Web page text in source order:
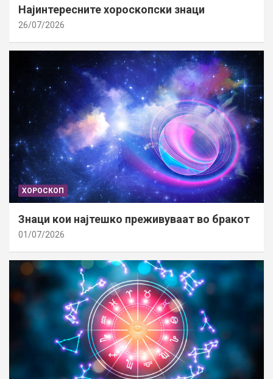
Најинтересните хороскопски знаци
26/07/2026
ХОРОСКОП
Знаци кои најтешко преживуваат во бракот
01/07/2026